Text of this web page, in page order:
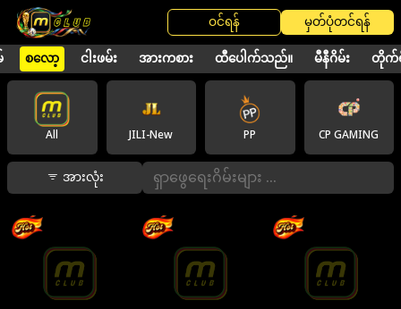
ဝင်ရန် မှတ်ပုံတင်ရန်
စလော့ ငါးဖမ်း အားကစား ထီပေါက်သည်။ မီနီဂိမ်း တိုက်
All JILI-New PP CP GAMING
အားလုံး